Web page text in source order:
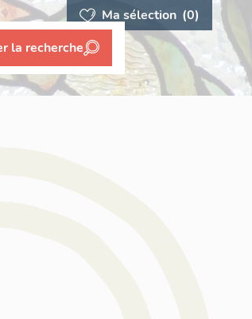
Ma sélection (0)
la recherche